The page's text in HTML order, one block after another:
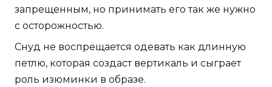
запрещенным, но принимать его так же нужно
с осторожностью.
Снуд не воспрещается одевать как длинную
петлю, которая создаст вертикаль и сыграет
роль изюминки в образе.